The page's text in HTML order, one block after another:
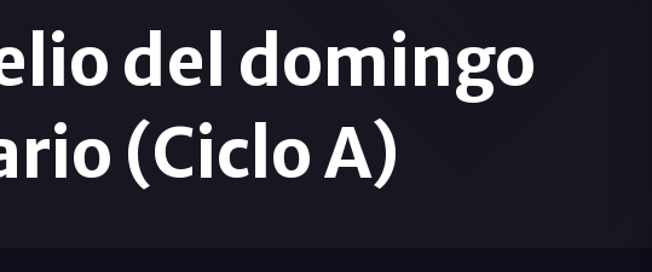
del domingo
(Ciclo A)